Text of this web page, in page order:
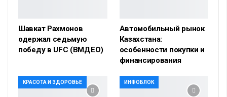
Шавкат Рахмонов
одержал седьмую
победу в UFC (ВМДЕО)
Автомобильный рынок
Казахстана:
особенности покупки и
финансирования
КРАСОТА И ЗДОРОВЬЕ ИНФОБЛОК